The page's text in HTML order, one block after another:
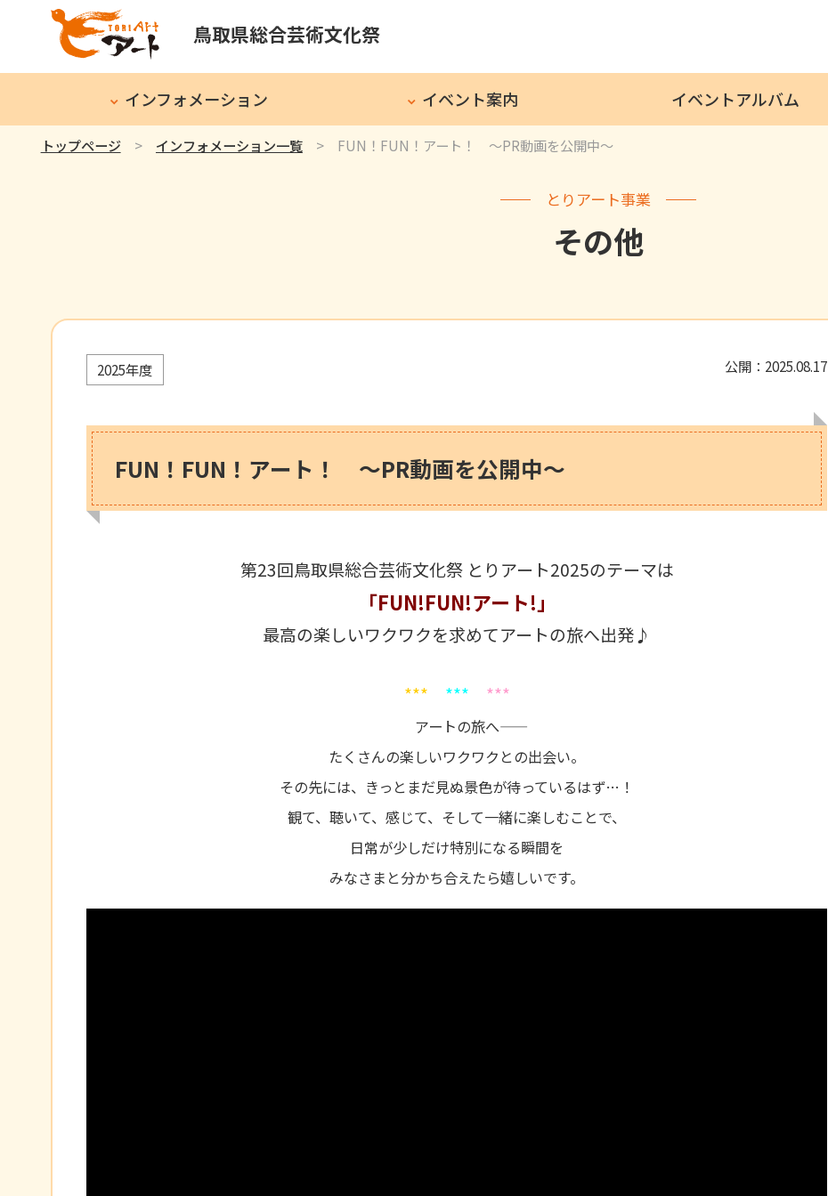
鳥取県総合芸術文化祭
インフォメーション イベント案内 イベントアルバム
トップページ インフォメーション一覧 FUN！FUN！アート！ ～PR動画を公開中～
とりアート事業
その他
公開：2025.08.17
2025年度
FUN！FUN！アート！ ～PR動画を公開中～
第23回鳥取県総合芸術文化祭 とりアート2025のテーマは
「FUN!FUN!アート!」
最高の楽しいワクワクを求めてアートの旅へ出発♪
*** *** ***
アートの旅へ――
たくさんの楽しいワクワクとの出会い。
その先には、きっとまだ見ぬ景色が待っているはず…！
観て、聴いて、感じて、そして一緒に楽しむことで、
日常が少しだけ特別になる瞬間を
みなさまと分かち合えたら嬉しいです。